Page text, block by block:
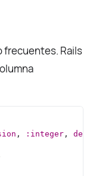
frecuentes. Rails
, :integer ,